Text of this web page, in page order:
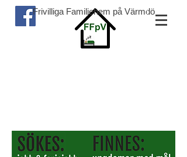
Frivilliga Familjehem på Värmdö